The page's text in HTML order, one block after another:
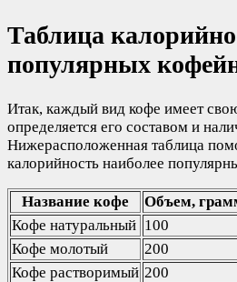
Таблица
популярных
Итак, каждый вид кофе имеет
определяется его составом и
Нижерасположенная таблица
калорийность наиболее
Название кофе Объем,
Кофе натуральный 100
Кофе молотый
200
Кофе растворимый 200